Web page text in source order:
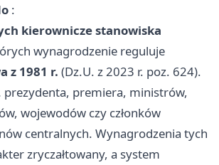
:
kierownicze stanowiska
wynagrodzenie reguluje
z 1981 r. (Dz.U. z 2023 r. poz. 624).
prezydenta, premiera, ministrów,
wojewodów czy członków
centralnych. Wynagrodzenia tych
zryczałtowany, a system